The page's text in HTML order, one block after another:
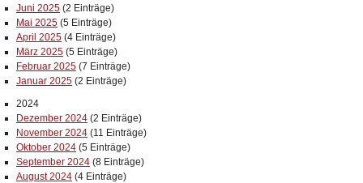
Juni 2025 (2 Einträge)
Mai 2025 (5 Einträge)
April 2025 (4 Einträge)
März 2025 (5 Einträge)
Februar 2025 (7 Einträge)
Januar 2025 (2 Einträge)
2024
Dezember 2024 (2 Einträge)
November 2024 (11 Einträge)
Oktober 2024 (5 Einträge)
September 2024 (8 Einträge)
August 2024 (4 Einträge)